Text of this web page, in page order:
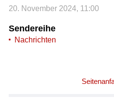
20. November 2024, 11:00
Sendereihe
Nachrichten